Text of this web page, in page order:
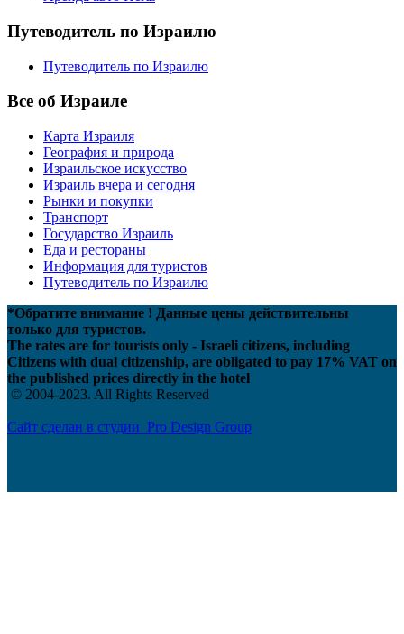
Путеводитель по Израилю
Путеводитель по Израилю
Все об Израиле
Карта Израиля
География и природа
Израильское искусство
Израиль вчера и сегодня
Рынки и покупки
Транспорт
Государство Израиль
Еда и рестораны
Информация для туристов
Путеводитель по Израилю
*Обратите внимание ! Данные цены действительны
только для туристов.
The rates are for tourists only - Israeli citizens, including
Citizens with dual citizenship, are obligated to pay 17% VAT on
the published prices directly in the hotel
© 2004-2023. All Rights Reserved
Сайт сделан в студии Pro Design Group